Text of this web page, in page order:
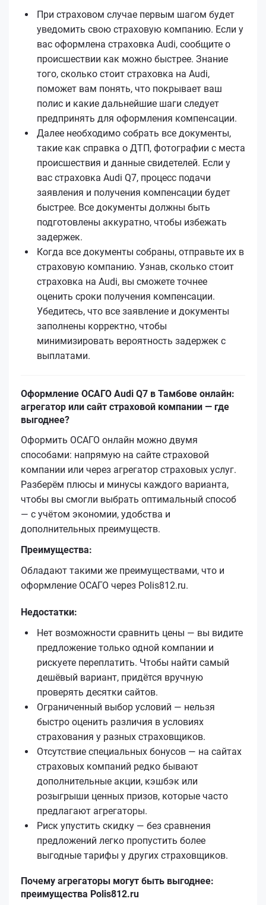
При страховом случае первым шагом будет
уведомить свою страховую компанию. Если у
вас оформлена страховка Audi, сообщите о
происшествии как можно быстрее. Знание
того, сколько стоит страховка на Audi,
поможет вам понять, что покрывает ваш
полис и какие дальнейшие шаги следует
предпринять для оформления компенсации.
Далее необходимо собрать все документы,
такие как справка о ДТП, фотографии с места
происшествия и данные свидетелей. Если у
вас страховка Audi Q7, процесс подачи
заявления и получения компенсации будет
быстрее. Все документы должны быть
подготовлены аккуратно, чтобы избежать
задержек.
Когда все документы собраны, отправьте их в
страховую компанию. Узнав, сколько стоит
страховка на Audi, вы сможете точнее
оценить сроки получения компенсации.
Убедитесь, что все заявление и документы
заполнены корректно, чтобы
минимизировать вероятность задержек с
выплатами.
Оформление ОСАГО Audi Q7 в Тамбове онлайн:
агрегатор или сайт страховой компании — где
выгоднее?
Оформить ОСАГО онлайн можно двумя
способами: напрямую на сайте страховой
компании или через агрегатор страховых услуг.
Разберём плюсы и минусы каждого варианта,
чтобы вы смогли выбрать оптимальный способ
— с учётом экономии, удобства и
дополнительных преимуществ.
Преимущества:
Обладают такими же преимуществами, что и
оформление ОСАГО через Polis812.ru.
Недостатки:
Нет возможности сравнить цены — вы видите
предложение только одной компании и
рискуете переплатить. Чтобы найти самый
дешёвый вариант, придётся вручную
проверять десятки сайтов.
Ограниченный выбор условий — нельзя
быстро оценить различия в условиях
страхования у разных страховщиков.
Отсутствие специальных бонусов — на сайтах
страховых компаний редко бывают
дополнительные акции, кэшбэк или
розыгрыши ценных призов, которые часто
предлагают агрегаторы.
Риск упустить скидку — без сравнения
предложений легко пропустить более
выгодные тарифы у других страховщиков.
Почему агрегаторы могут быть выгоднее:
преимущества Polis812.ru